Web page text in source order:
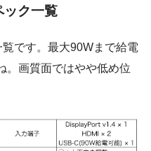
ック一覧
です。最大90Wまで給電
。画質面ではやや低め位